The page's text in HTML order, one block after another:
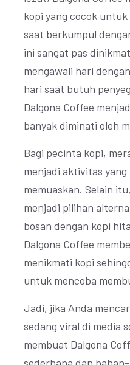
kopi yang cocok
saat berkumpul
ini sangat pas
mengawali hari
hari saat butuh
Dalgona Coffee
banyak diminati oleh
Bagi pecinta kopi,
menjadi aktivitas
memuaskan. Selain
menjadi pilihan
bosan dengan kopi
Dalgona Coffee
menikmati kopi
untuk mencoba
Jadi, jika Anda
sedang viral di media
membuat Dalgona